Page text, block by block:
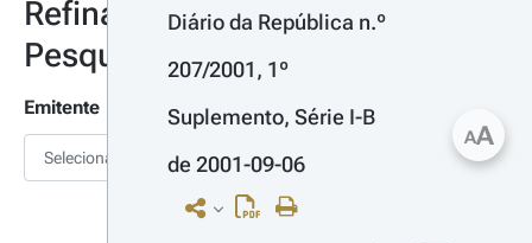
Refinar
Pesquisa
Emitente
Selecionar
Diário da República n.º
207/2001, 1º
Suplemento, Série I-B
de 2001-09-06
AA